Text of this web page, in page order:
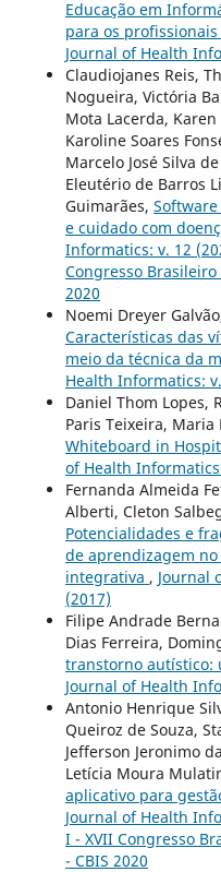
Educação em
para os
Journal of Health
Claudiojanes Reis,
Nogueira, Victória
Mota Lacerda,
Karoline Soares
Marcelo José Silva
Eleutério de Barros
Guimarães,
e cuidado com
Informatics: v. 12
Congresso
2020
Noemi Dreyer
Características das
meio da técnica da
Health Informatics:
Daniel Thom Lopes,
Paris Teixeira, Maria
Whiteboard in
of Health
Fernanda Almeida
Alberti, Cleton
Potencialidades e
de aprendizagem
integrativa , Journal
(2017)
Filipe Andrade
Dias Ferreira,
transtorno autístico:
Journal of Health
Antonio Henrique
Queiroz de Souza,
Jefferson Jeronimo
Letícia Moura
aplicativo para
Journal of Health
I - XVII Congresso
- CBIS 2020